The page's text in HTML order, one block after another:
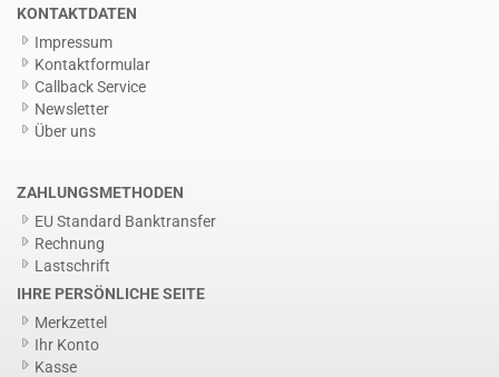
KONTAKTDATEN
Impressum
Kontaktformular
Callback Service
Newsletter
Über uns
ZAHLUNGSMETHODEN
EU Standard Banktransfer
Rechnung
Lastschrift
IHRE PERSÖNLICHE SEITE
Merkzettel
Ihr Konto
Kasse